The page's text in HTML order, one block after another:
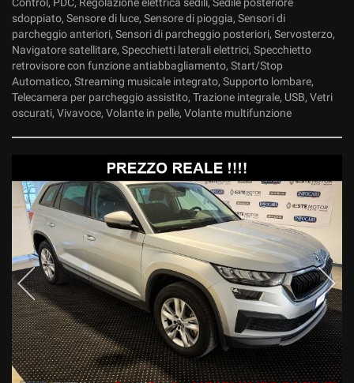
sdoppiato, Sensore di luce, Sensore di pioggia, Sensori di
parcheggio anteriori, Sensori di parcheggio posteriori, Servosterzo,
Navigatore satellitare, Specchietti laterali elettrici, Specchietto
retrovisore con funzione antiabbagliamento, Start/Stop
Automatico, Streaming musicale integrato, Supporto lombare,
Telecamera per parcheggio assistito, Trazione integrale, USB, Vetri
oscurati, Vivavoce, Volante in pelle, Volante multifunzione